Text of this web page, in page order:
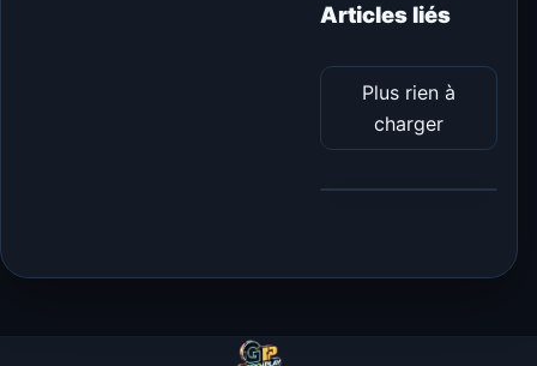
Articles liés
Plus rien à
charger